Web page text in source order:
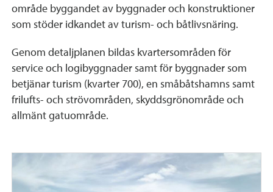
område byggandet av byggnader och konstruktioner
som stöder idkandet av turism- och båtlivsnäring.
Genom detaljplanen bildas kvartersområden för
service och logibyggnader samt för byggnader som
betjänar turism (kvarter 700), en småbåtshamns samt
frilufts- och strövområden, skyddsgrönområde och
allmänt gatuområde.